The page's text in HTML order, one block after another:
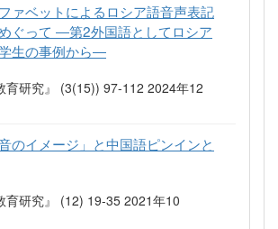
ァベットによるロシア語音声表記
ぐって ―第2外国語としてロシア
生の事例から―
育研究』 (3(15)) 97-112 2024年12
のイメージ」と中国語ピンインと
育研究』 (12) 19-35 2021年10